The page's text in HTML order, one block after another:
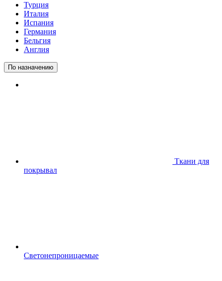
Турция
Италия
Испания
Германия
Бельгия
Англия
По назначению
Ткани для
покрывал
Светонепроницаемые